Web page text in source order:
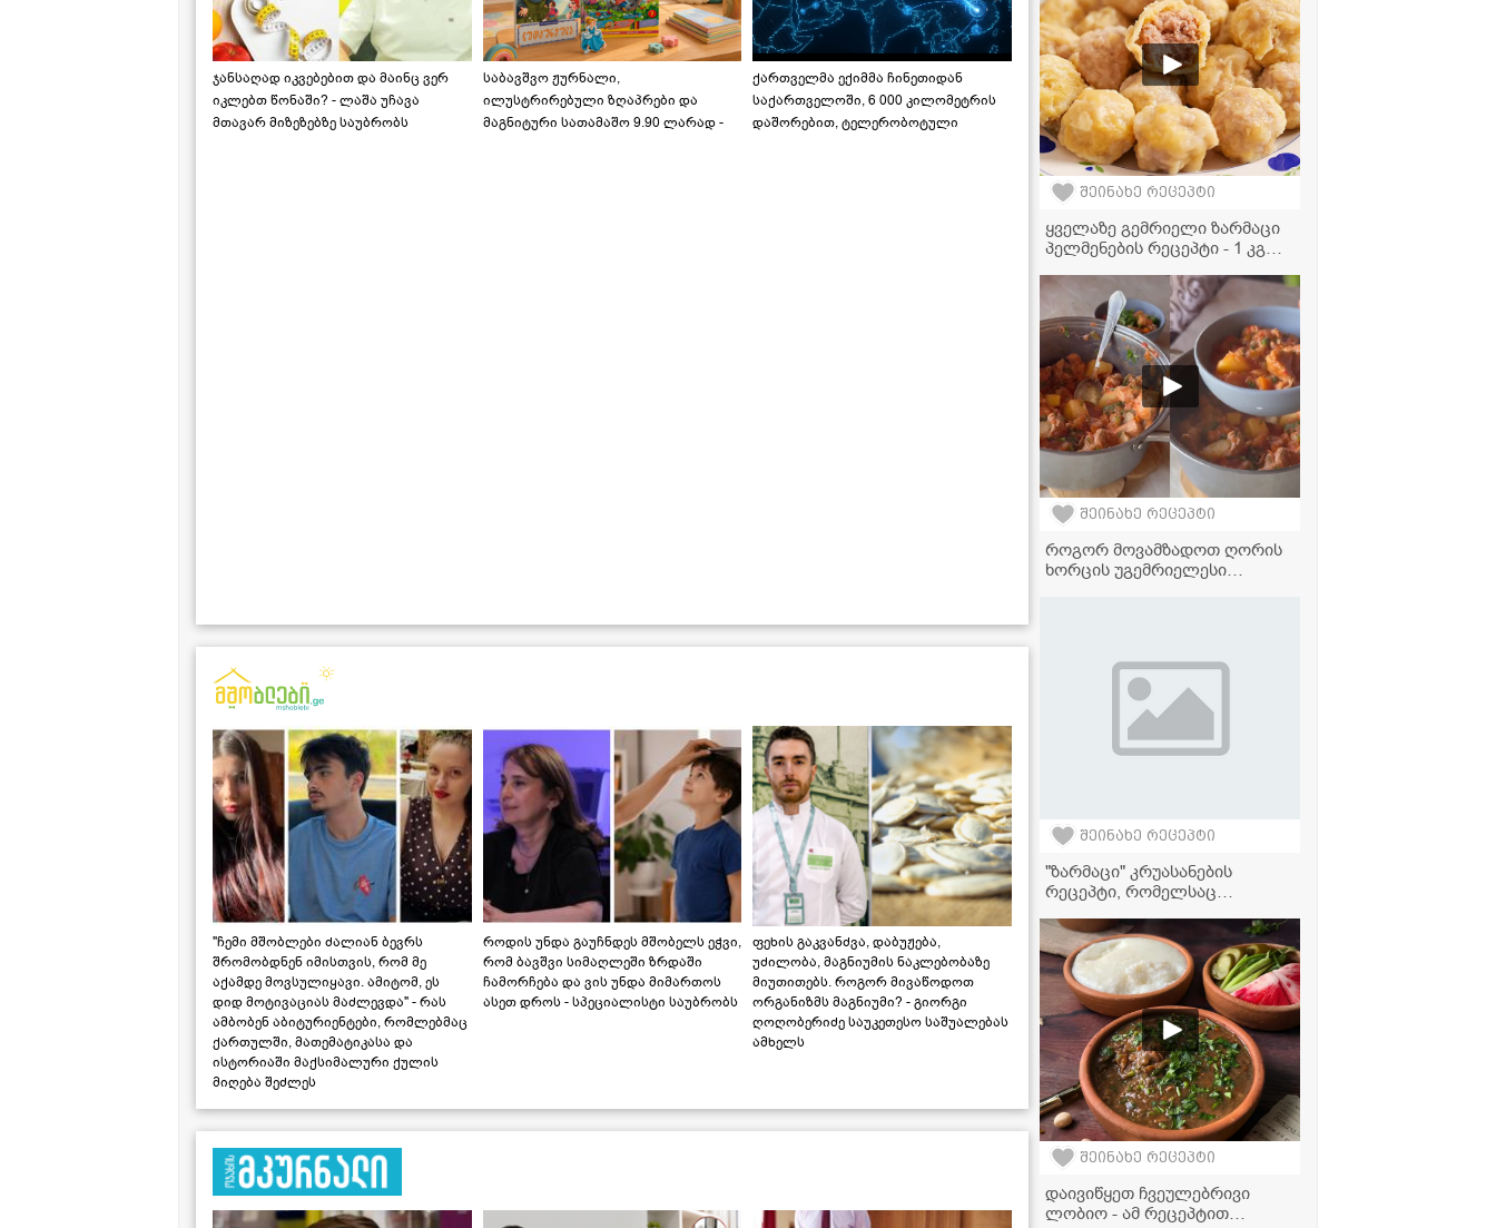
ჯანსაღად იკვებებით და მაინც ვერ
იკლებთ წონაში? - ლაშა უჩავა
მთავარ მიზეზებზე საუბრობს
საბავშვო ჟურნალი,
ილუსტრირებული ზღაპრები და
მაგნიტური სათამაშო 9.90 ლარად -
ქართველმა ექიმმა ჩინეთიდან
საქართველოში, 6 000 კილომეტრის
დაშორებით, ტელერობოტული
"ჩემი მშობლები ძალიან ბევრს
შრომობდნენ იმისთვის, რომ მე
აქამდე მოვსულიყავი. ამიტომ, ეს
დიდ მოტივაციას მაძლევდა" - რას
ამბობენ აბიტურიენტები, რომლებმაც
ქართულში, მათემატიკასა და
ისტორიაში მაქსიმალური ქულის
მიღება შეძლეს
როდის უნდა გაუჩნდეს მშობელს ეჭვი,
რომ ბავშვი სიმაღლეში ზრდაში
ჩამორჩება და ვის უნდა მიმართოს
ასეთ დროს - სპეციალისტი საუბრობს
ფეხის გაკვანძვა, დაბუჟება,
უძილობა, მაგნიუმის ნაკლებობაზე
მიუთითებს. როგორ მივაწოდოთ
ორგანიზმს მაგნიუმი? - გიორგი
ღოღობერიძე საუკეთესო საშუალებას
ამხელს
შეინახე რეცეპტი
ყველაზე გემრიელი ზარმაცი
პელმენების რეცეპტი - 1 კგ
შეინახე რეცეპტი
როგორ მოვამზადოთ ღორის
ხორცის უგემრიელესი
შეინახე რეცეპტი
"ზარმაცი" კრუასანების
რეცეპტი, რომელსაც
სჭირდება!
შეინახე რეცეპტი
დაივიწყეთ ჩვეულებრივი
ლობიო - ამ რეცეპტით